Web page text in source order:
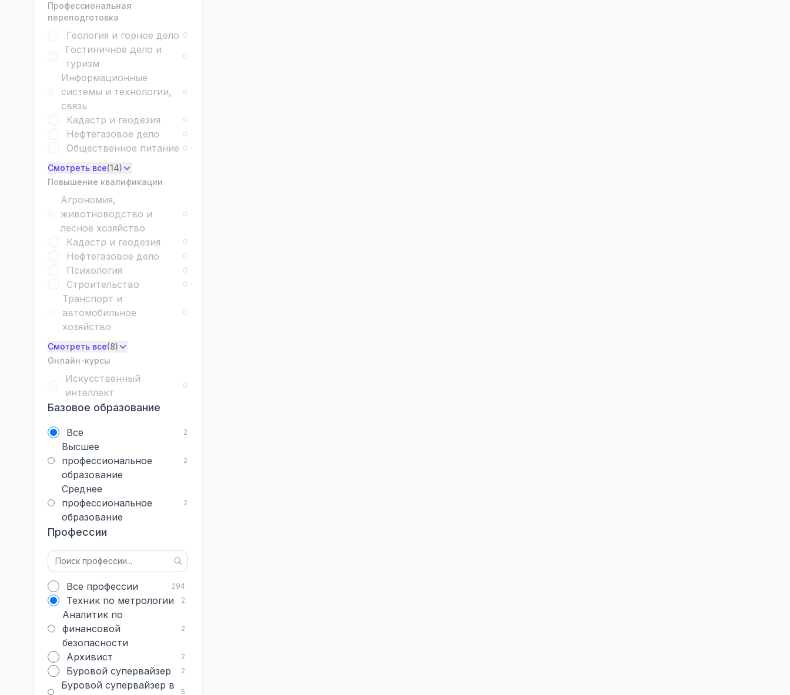
Профессиональная
переподготовка
Геология и горное дело 0
Гостиничное дело и
туризм
0
Информационные
системы и технологии,
связь
0
Кадастр и геодезия 0
Нефтегазовое дело 0
Общественное питание 0
Смотреть все(14)
Повышение квалификации
Агрономия,
животноводство и
лесное хозяйство
0
Кадастр и геодезия 0
Нефтегазовое дело 0
Психология 0
Строительство 0
Транспорт и
автомобильное
хозяйство
0
Смотреть все(8)
Онлайн-курсы
Искусственный
интеллект
0
Базовое образование
Все 2
Высшее
профессиональное
образование
2
Среднее
профессиональное
образование
2
Профессии
Все профессии 294
Техник по метрологии 2
Аналитик по
финансовой
безопасности
2
Архивист 2
Буровой супервайзер 2
Буровой супервайзер в
5